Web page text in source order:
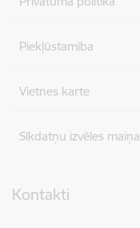
Piekļūstamība
Vietnes karte
Sīkdatņu izvēles maiņa
Kontakti